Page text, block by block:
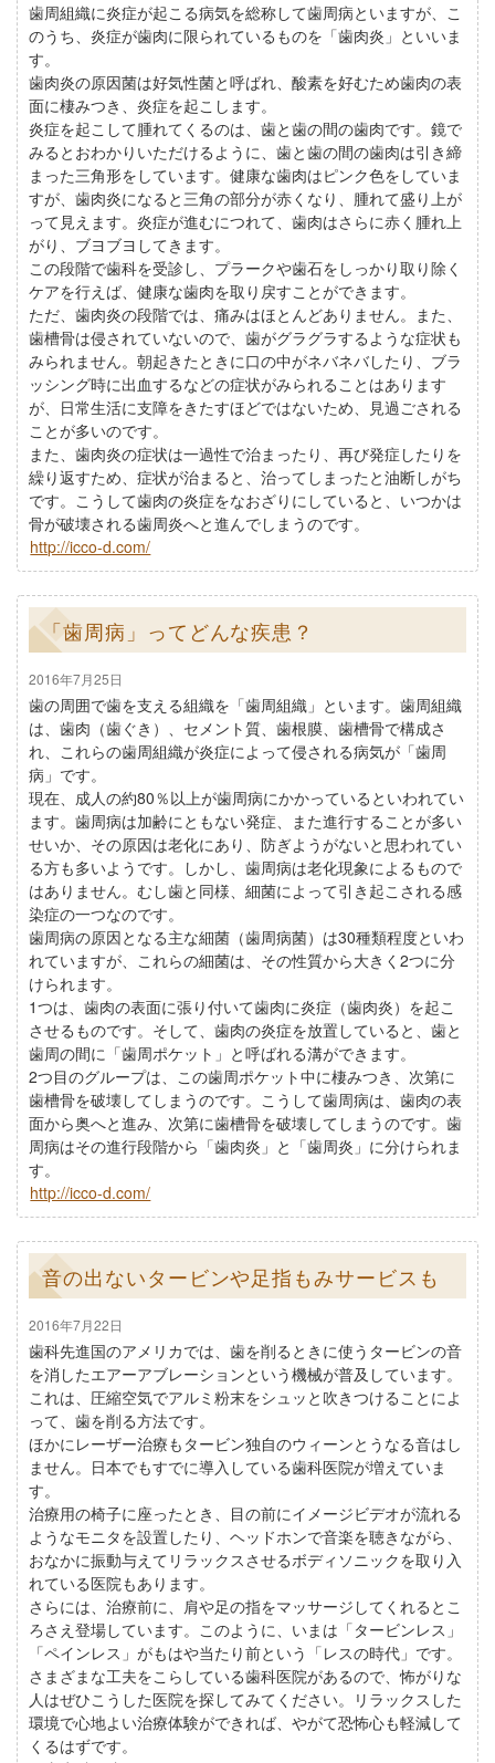
歯周組織に炎症が起こる病気を総称して歯周病といますが、こ
のうち、炎症が歯肉に限られているものを「歯肉炎」といいま
す。
歯肉炎の原因菌は好気性菌と呼ばれ、酸素を好むため歯肉の表
面に棲みつき、炎症を起こします。
炎症を起こして腫れてくるのは、歯と歯の間の歯肉です。鏡で
みるとおわかりいただけるように、歯と歯の間の歯肉は引き締
まった三角形をしています。健康な歯肉はピンク色をしていま
すが、歯肉炎になると三角の部分が赤くなり、腫れて盛り上が
って見えます。炎症が進むにつれて、歯肉はさらに赤く腫れ上
がり、ブヨブヨしてきます。
この段階で歯科を受診し、プラークや歯石をしっかり取り除く
ケアを行えば、健康な歯肉を取り戻すことができます。
ただ、歯肉炎の段階では、痛みはほとんどありません。また、
歯槽骨は侵されていないので、歯がグラグラするような症状も
みられません。朝起きたときに口の中がネバネバしたり、ブラ
ッシング時に出血するなどの症状がみられることはあります
が、日常生活に支障をきたすほどではないため、見過ごされる
ことが多いのです。
また、歯肉炎の症状は一過性で治まったり、再び発症したりを
繰り返すため、症状が治まると、治ってしまったと油断しがち
です。こうして歯肉の炎症をなおざりにしていると、いつかは
骨が破壊される歯周炎へと進んでしまうのです。
http://icco-d.com/
「歯周病」ってどんな疾患？
2016年7月25日
歯の周囲で歯を支える組織を「歯周組織」といます。歯周組織
は、歯肉（歯ぐき）、セメント質、歯根膜、歯槽骨で構成さ
れ、これらの歯周組織が炎症によって侵される病気が「歯周
病」です。
現在、成人の約80％以上が歯周病にかかっているといわれてい
ます。歯周病は加齢にともない発症、また進行することが多い
せいか、その原因は老化にあり、防ぎようがないと思われてい
る方も多いようです。しかし、歯周病は老化現象によるもので
はありません。むし歯と同様、細菌によって引き起こされる感
染症の一つなのです。
歯周病の原因となる主な細菌（歯周病菌）は30種類程度といわ
れていますが、これらの細菌は、その性質から大きく2つに分
けられます。
1つは、歯肉の表面に張り付いて歯肉に炎症（歯肉炎）を起こ
させるものです。そして、歯肉の炎症を放置していると、歯と
歯周の間に「歯周ポケット」と呼ばれる溝ができます。
2つ目のグループは、この歯周ポケット中に棲みつき、次第に
歯槽骨を破壊してしまうのです。こうして歯周病は、歯肉の表
面から奥へと進み、次第に歯槽骨を破壊してしまうのです。歯
周病はその進行段階から「歯肉炎」と「歯周炎」に分けられま
す。
http://icco-d.com/
音の出ないタービンや足指もみサービスも
2016年7月22日
歯科先進国のアメリカでは、歯を削るときに使うタービンの音
を消したエアーアブレーションという機械が普及しています。
これは、圧縮空気でアルミ粉末をシュッと吹きつけることによ
って、歯を削る方法です。
ほかにレーザー治療もタービン独自のウィーンとうなる音はし
ません。日本でもすでに導入している歯科医院が増えていま
す。
治療用の椅子に座ったとき、目の前にイメージビデオが流れる
ようなモニタを設置したり、ヘッドホンで音楽を聴きながら、
おなかに振動与えてリラックスさせるボディソニックを取り入
れている医院もあります。
さらには、治療前に、肩や足の指をマッサージしてくれるとこ
ろさえ登場しています。このように、いまは「タービンレス」
「ペインレス」がもはや当たり前という「レスの時代」です。
さまざまな工夫をこらしている歯科医院があるので、怖がりな
人はぜひこうした医院を探してみてください。リラックスした
環境で心地よい治療体験ができれば、やがて恐怖心も軽減して
くるはずです。